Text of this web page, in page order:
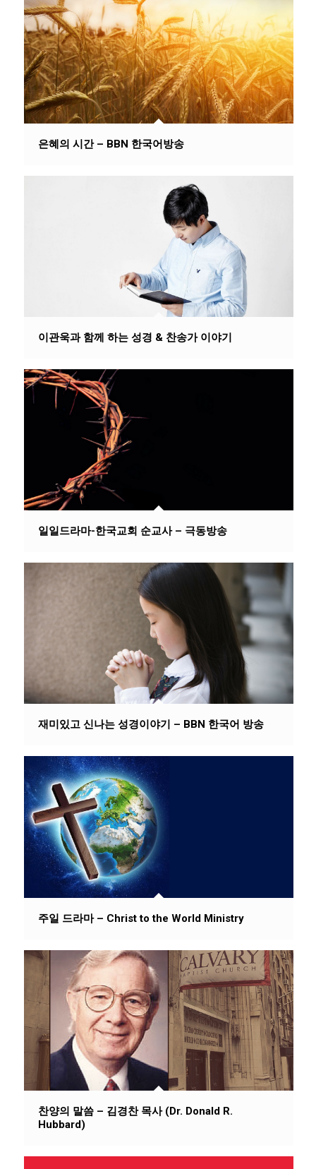
은혜의 시간 – BBN 한국어방송
이관욱과 함께 하는 성경 & 찬송가 이야기
일일드라마-한국교회 순교사 – 극동방송
재미있고 신나는 성경이야기 – BBN 한국어 방송
주일 드라마 – Christ to the World Ministry
찬양의 말씀 – 김경찬 목사 (Dr. Donald R.
Hubbard)